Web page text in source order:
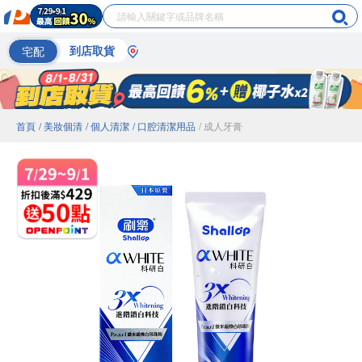
宅配 到店取貨
首頁 / 美妝個清 / 個人清潔 / 口腔清潔用品 / 成人牙膏